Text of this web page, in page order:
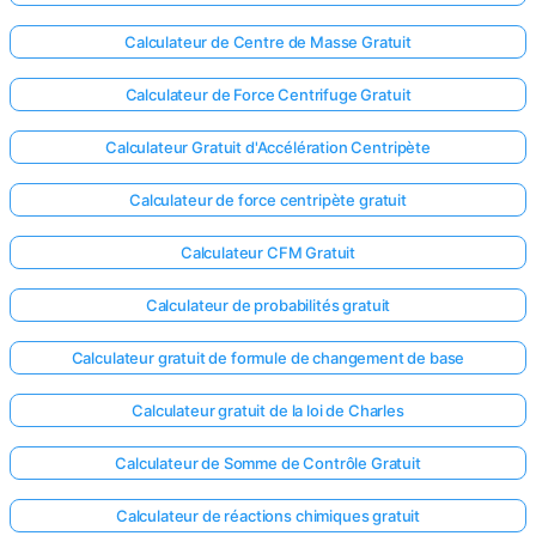
Calculateur de Centre de Masse Gratuit
Calculateur de Force Centrifuge Gratuit
Calculateur Gratuit d'Accélération Centripète
Calculateur de force centripète gratuit
Calculateur CFM Gratuit
Calculateur de probabilités gratuit
Calculateur gratuit de formule de changement de base
Calculateur gratuit de la loi de Charles
Calculateur de Somme de Contrôle Gratuit
Calculateur de réactions chimiques gratuit